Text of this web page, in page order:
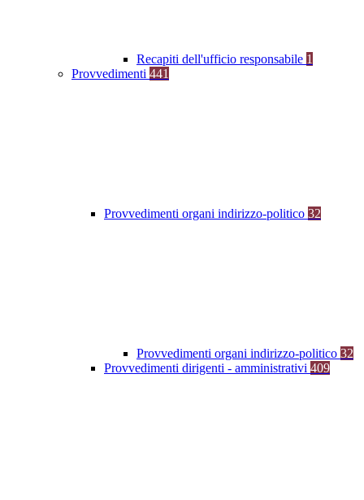
Recapiti dell'ufficio responsabile 1
Provvedimenti 441
Provvedimenti organi indirizzo-politico 32
Provvedimenti organi indirizzo-politico 32
Provvedimenti dirigenti - amministrativi 409